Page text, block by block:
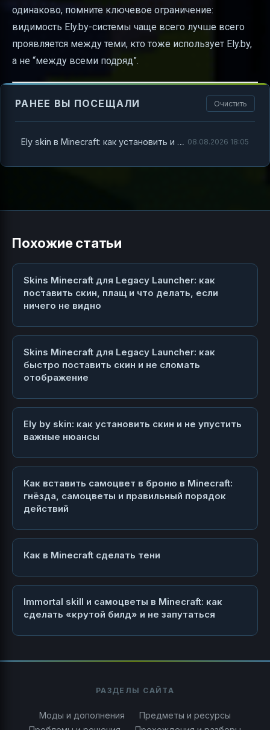
одинаково, помните ключевое ограничение:
видимость Ely.by-системы чаще всего лучше всего
проявляется между теми, кто тоже использует Ely.by,
а не “между всеми подряд”.
РАНЕЕ ВЫ ПОСЕЩАЛИ Очистить
Ely skin в Minecraft: как установить и почему иногда не видно 08.08.2026 18:05
Похожие статьи
Skins Minecraft для Legacy Launcher: как
поставить скин, плащ и что делать, если
ничего не видно
Skins Minecraft для Legacy Launcher: как
быстро поставить скин и не сломать
отображение
Ely by skin: как установить скин и не упустить
важные нюансы
Как вставить самоцвет в броню в Minecraft:
гнёзда, самоцветы и правильный порядок
действий
Как в Minecraft сделать тени
Immortal skill и самоцветы в Minecraft: как
сделать «крутой билд» и не запутаться
РАЗДЕЛЫ САЙТА
Моды и дополнения
Предметы и ресурсы